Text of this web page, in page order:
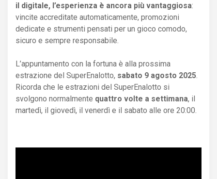
il digitale, l’esperienza è ancora più vantaggiosa:
vincite accreditate automaticamente, promozioni
dedicate e strumenti pensati per un gioco comodo,
sicuro e sempre responsabile.
L’appuntamento con la fortuna è alla prossima
estrazione del SuperEnalotto, sabato 9 agosto 2025
Ricorda che le estrazioni del SuperEnalotto si
svolgono normalmente quattro volte a settimana, il
martedì, il giovedì, il venerdì e il sabato alle ore 20:00.